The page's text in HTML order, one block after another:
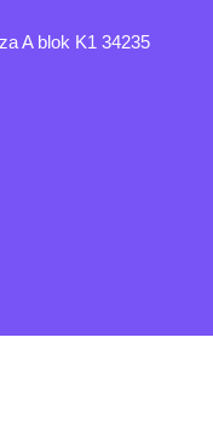
A blok K1 34235